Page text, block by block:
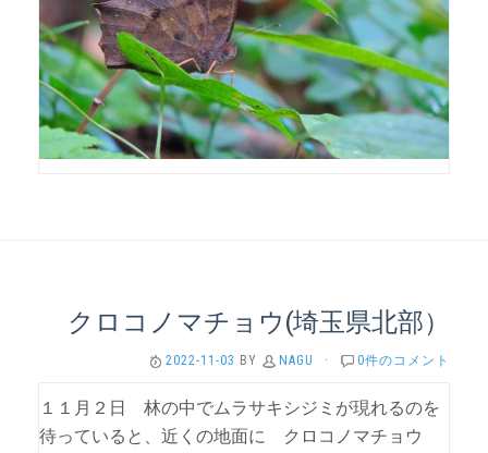
クロコノマチョウ(埼玉県北部）
2022-11-03 BY NAGU · 0件のコメント
１１月２日 林の中でムラサキシジミが現れるのを
待っていると、近くの地面に クロコノマチョウ